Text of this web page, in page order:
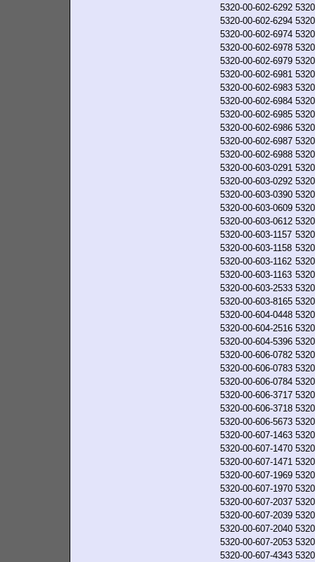
5320-00-602-6292
5320-00-602-6294
5320-00-602-6974
5320-00-602-6978
5320-00-602-6979
5320-00-602-6981
5320-00-602-6983
5320-00-602-6984
5320-00-602-6985
5320-00-602-6986
5320-00-602-6987
5320-00-602-6988
5320-00-603-0291
5320-00-603-0292
5320-00-603-0390
5320-00-603-0609
5320-00-603-0612
5320-00-603-1157
5320-00-603-1158
5320-00-603-1162
5320-00-603-1163
5320-00-603-2533
5320-00-603-8165
5320-00-604-0448
5320-00-604-2516
5320-00-604-5396
5320-00-606-0782
5320-00-606-0783
5320-00-606-0784
5320-00-606-3717
5320-00-606-3718
5320-00-606-5673
5320-00-607-1463
5320-00-607-1470
5320-00-607-1471
5320-00-607-1969
5320-00-607-1970
5320-00-607-2037
5320-00-607-2039
5320-00-607-2040
5320-00-607-2053
5320-00-607-4343